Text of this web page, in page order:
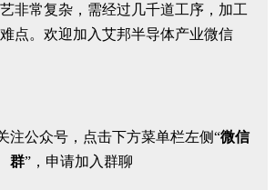
非常复杂，需经过几千道工序，加工
点。欢迎加入艾邦半导体产业微信
注公众号，点击下方菜单栏左侧“微信
群”，申请加入群聊